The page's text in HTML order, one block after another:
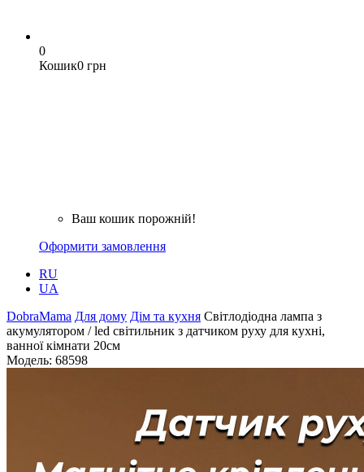
0
Кошик0 грн
Ваш кошик порожній!
Оформити замовлення
RU
UA
DobraMama Для дому Дім та кухня Світлодіодна лампа з
акумулятором / led світильник з датчиком руху для кухні,
ванної кімнати 20см
Модель: 68598